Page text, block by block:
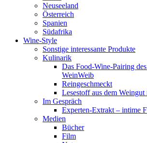
Neuseeland
Österreich
Spanien
Südafrika
Wine-Style
Sonstige interessante Produkte
Kulinarik
Das Food-Wine-Pairing
WeinWeib
Reingeschmeckt
Lesestoff aus dem Weingut
Im Gespräch
Experten-Extrakt – intime
Medien
Bücher
Film